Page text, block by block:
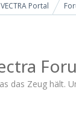
Portal
das Zeug hält.